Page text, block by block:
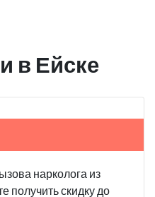
в Ейске
нарколога из
получить скидку до